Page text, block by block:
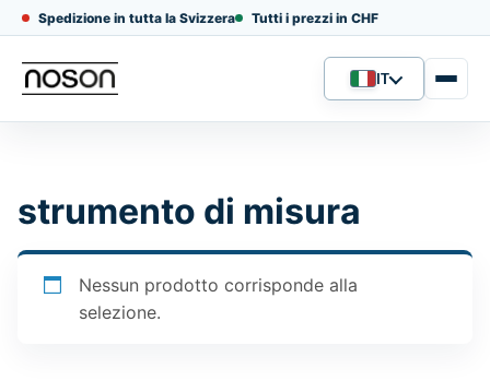
Spedizione in tutta la Svizzera Tutti i prezzi in CHF
Lingua
IT
strumento di misura
Nessun prodotto corrisponde alla
selezione.